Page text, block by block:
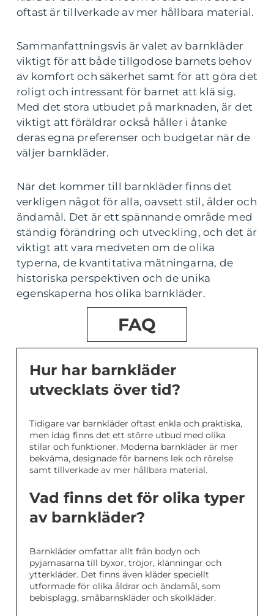
oftast är tillverkade av mer hållbara material.
Sammanfattningsvis är valet av barnkläder
viktigt för att både tillgodose barnets behov
av komfort och säkerhet samt för att göra det
roligt och intressant för barnet att klä sig.
Med det stora utbudet på marknaden, är det
viktigt att föräldrar också håller i åtanke
deras egna preferenser och budgetar när de
väljer barnkläder.
När det kommer till barnkläder finns det
verkligen något för alla, oavsett stil, ålder och
ändamål. Det är ett spännande område med
ständig förändring och utveckling, och det är
viktigt att vara medveten om de olika
typerna, de kvantitativa mätningarna, de
historiska perspektiven och de unika
egenskaperna hos olika barnkläder.
FAQ
Hur har barnkläder
utvecklats över tid?
Tidigare var barnkläder oftast enkla och praktiska,
men idag finns det ett större utbud med olika
stilar och funktioner. Moderna barnkläder är mer
bekväma, designade för barnens lek och rörelse
samt tillverkade av mer hållbara material.
Vad finns det för olika typer
av barnkläder?
Barnkläder omfattar allt från bodyn och
pyjamasarna till byxor, tröjor, klänningar och
ytterkläder. Det finns även kläder speciellt
utformade för olika åldrar och ändamål, som
bebisplagg, småbarnskläder och skolkläder.